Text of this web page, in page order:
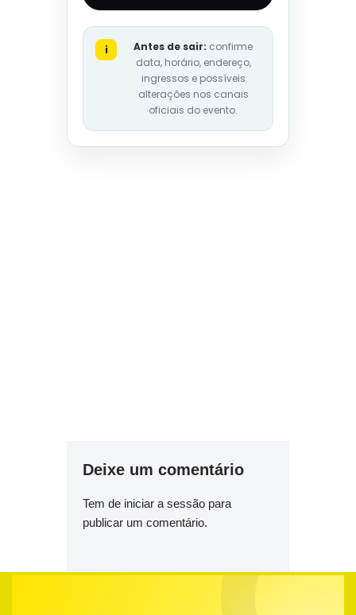
i Antes de sair: confirme
data, horário, endereço,
ingressos e possíveis
alterações nos canais
oficiais do evento.
Deixe um comentário
Tem de iniciar a sessão para
publicar um comentário.